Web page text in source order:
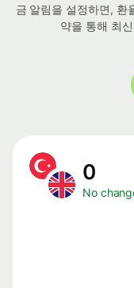
금 알림을 설정하면, 환
약을 통해 최
0
No